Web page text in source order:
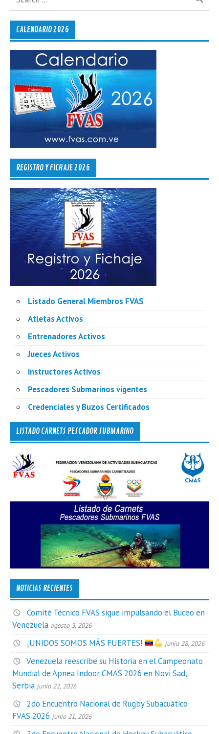
CALENDARIO 2026
REGISTRO Y FICHAJE 2026
Listado General Miembros FVAS
Atletas Activos
Entrenadores Activos
Jueces Activos
Instructores Activos
Pescadores Submarinos vigentes
Credenciales y Buzos Certificados
LISTADO CARNETS PESCADOR SUBMARINO
NOTICIAS RECIENTES
Comité Técnico FVAS sigue impulsando el Buceo en
Venezuela agosto 3, 2026
¡UNIDOS SOMOS MÁS FUERTES! junio 28, 2026
Venezuela reescribe su Historia en el Campeonato
Mundial de Apnea Indoor CMAS 2026 en Novi Sad,
Serbia junio 22, 2026
2do Encuentro Nacional de Rugby Subacuático
FVAS 2026 junio 21, 2026